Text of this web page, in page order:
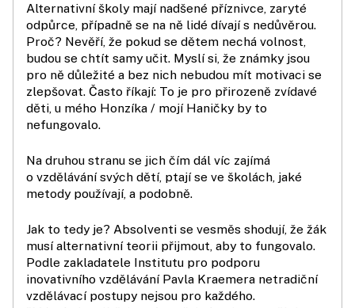
Alternativní školy mají nadšené příznivce, zaryté
odpůrce, případně se na ně lidé dívají s nedůvěrou.
Proč? Nevěří, že pokud se dětem nechá volnost,
budou se chtít samy učit. Myslí si, že známky jsou
pro ně důležité a bez nich nebudou mít motivaci se
zlepšovat. Často říkají: To je pro přirozeně zvídavé
děti, u mého Honzíka / mojí Haničky by to
nefungovalo.
Na druhou stranu se jich čím dál víc zajímá
o vzdělávání svých dětí, ptají se ve školách, jaké
metody používají, a podobně.
Jak to tedy je? Absolventi se vesměs shodují, že žák
musí alternativní teorii přijmout, aby to fungovalo.
Podle zakladatele Institutu pro podporu
inovativního vzdělávání Pavla Kraemera netradiční
vzdělávací postupy nejsou pro každého.